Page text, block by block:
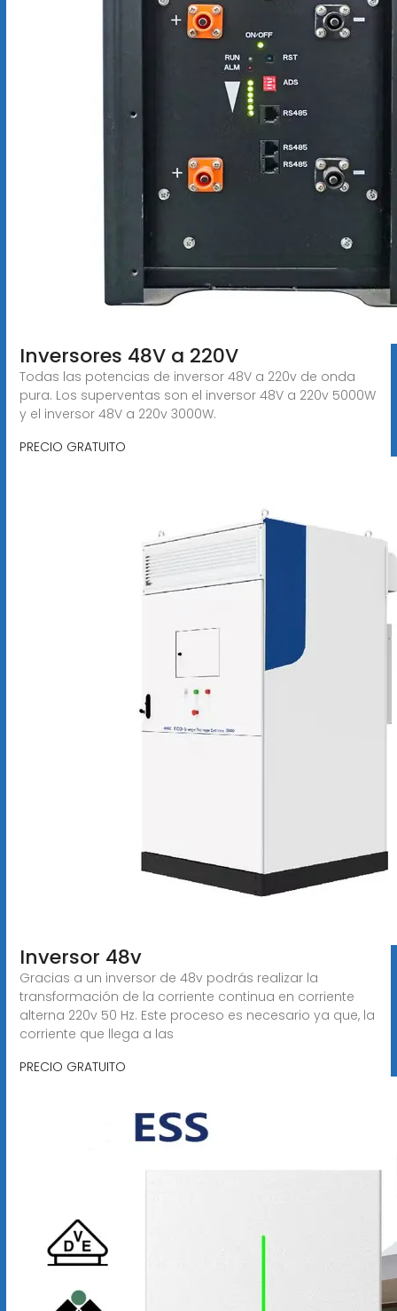
Inversores 48V a 220V
Todas las potencias de inversor 48V a 220v de onda
pura. Los superventas son el inversor 48V a 220v 5000W
y el inversor 48V a 220v 3000W.
PRECIO GRATUITO
Inversor 48v
Gracias a un inversor de 48v podrás realizar la
transformación de la corriente continua en corriente
alterna 220v 50 Hz. Este proceso es necesario ya que, la
corriente que llega a las
PRECIO GRATUITO